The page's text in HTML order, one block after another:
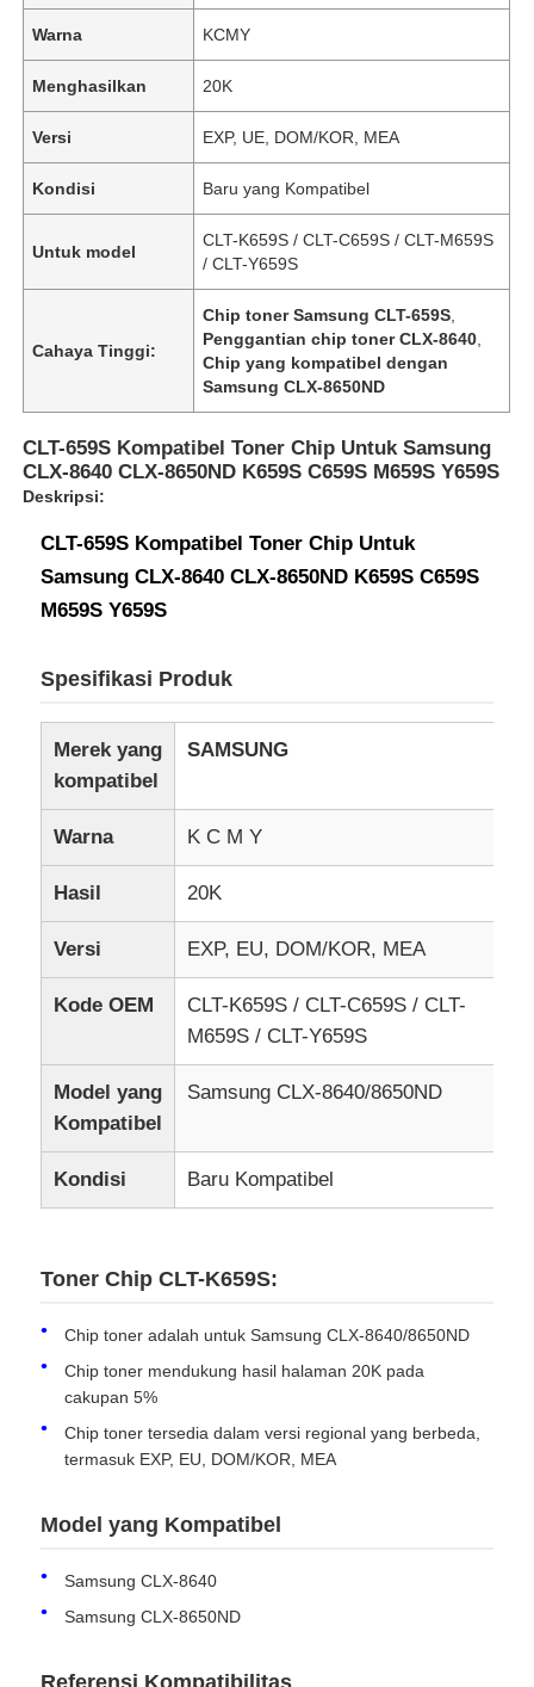
Produk
Warna KCMY
Menghasilkan 20K
Versi EXP, UE, DOM/KOR, MEA
Kondisi Baru yang Kompatibel
Untuk model
CLT-K659S / CLT-C659S / CLT-M659S
/ CLT-Y659S
Cahaya Tinggi:
Chip toner Samsung CLT-659S
Penggantian chip toner CLX-8640
Chip yang kompatibel dengan
Samsung CLX-8650ND
CLT-659S Kompatibel Toner Chip Untuk Samsung
CLX-8640 CLX-8650ND K659S C659S M659S Y659S
Deskripsi:
CLT-659S Kompatibel Toner Chip Untuk
Samsung CLX-8640 CLX-8650ND K659S C659S
M659S Y659S
Spesifikasi Produk
Merek yang
kompatibel
SAMSUNG
Warna K C M Y
Hasil 20K
Versi EXP, EU, DOM/KOR, MEA
Kode OEM
CLT-K659S / CLT-C659S / CLT-
M659S / CLT-Y659S
Model yang
Kompatibel
Samsung CLX-8640/8650ND
Kondisi Baru Kompatibel
Toner Chip CLT-K659S:
Chip toner adalah untuk Samsung CLX-8640/8650ND
Chip toner mendukung hasil halaman 20K pada
cakupan 5%
Chip toner tersedia dalam versi regional yang berbeda,
termasuk EXP, EU, DOM/KOR, MEA
Model yang Kompatibel
Samsung CLX-8640
Samsung CLX-8650ND
Referensi Kompatibilitas